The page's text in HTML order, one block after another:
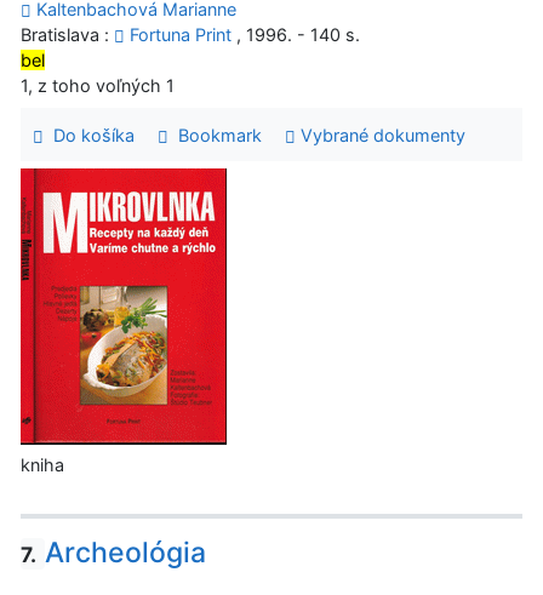
Kaltenbachová Marianne
Bratislava :
Fortuna Print , 1996. - 140 s.
bel
1, z toho voľných 1
Do košíka Bookmark Vybrané dokumenty
kniha
7. Archeológia